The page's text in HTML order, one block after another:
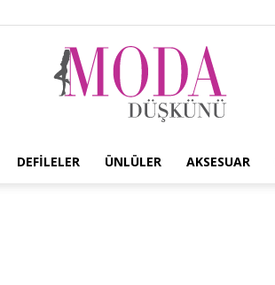
DEFILELER ÜNLÜLER AKSESUAR